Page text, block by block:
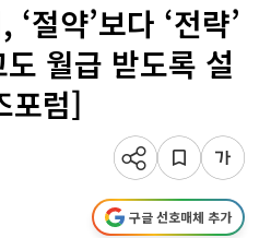
절약’보다 ‘전략’
월급 받도록 설
포럼]
구글 선호매체 추가